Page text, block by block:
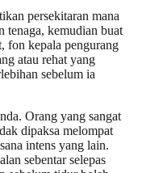
persekitaran mana
tenaga, kemudian buat
fon kepala pengurang
atau rehat yang
sebelum ia
Orang yang sangat
dipaksa melompat
intens yang lain.
sebentar selepas